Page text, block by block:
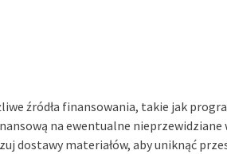
źródła finansowania, takie jak
na ewentualne nieprzewidziane
dostawy materiałów, aby uniknąć